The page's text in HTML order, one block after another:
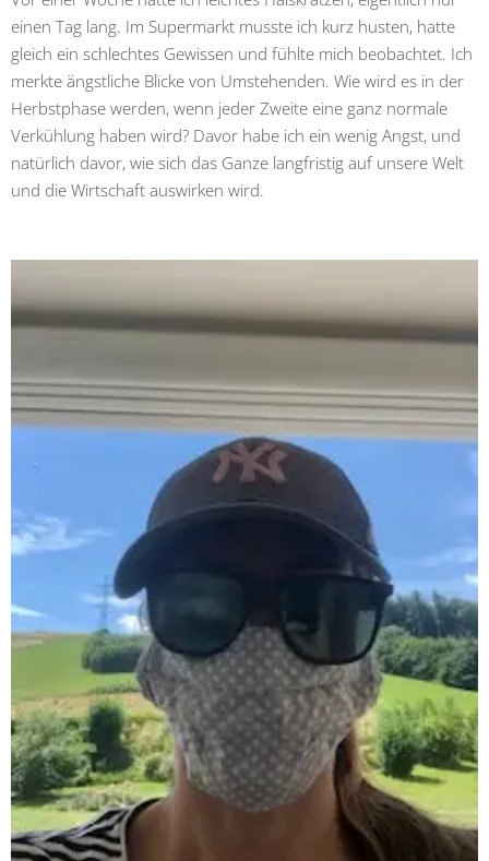
einen Tag lang. Im Supermarkt musste ich kurz husten, hatte
gleich ein schlechtes Gewissen und fühlte mich beobachtet. Ich
merkte ängstliche Blicke von Umstehenden. Wie wird es in der
Herbstphase werden, wenn jeder Zweite eine ganz normale
Verkühlung haben wird? Davor habe ich ein wenig Angst, und
natürlich davor, wie sich das Ganze langfristig auf unsere Welt
und die Wirtschaft auswirken wird.